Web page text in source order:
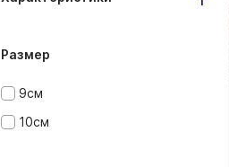
Размер
9см
10см